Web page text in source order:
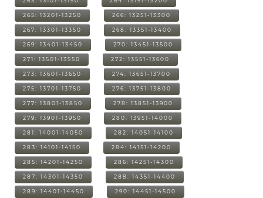
265: 13201-13250 266: 13251-13300
267: 13301-13350 268: 13351-13400
269: 13401-13450 270: 13451-13500
271: 13501-13550 272: 13551-13600
273: 13601-13650 274: 13651-13700
275: 13701-13750 276: 13751-13800
277: 13801-13850 278: 13851-13900
279: 13901-13950 280: 13951-14000
281: 14001-14050 282: 14051-14100
283: 14101-14150 284: 14151-14200
285: 14201-14250 286: 14251-14300
287: 14301-14350 288: 14351-14400
289: 14401-14450 290: 14451-14500